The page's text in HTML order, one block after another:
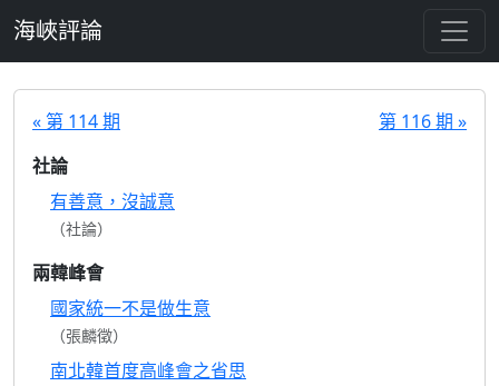
海峽評論
« 第 114 期
第 116 期 »
社論
有善意，沒誠意
（社論）
兩韓峰會
國家統一不是做生意
（張麟徵）
南北韓首度高峰會之省思